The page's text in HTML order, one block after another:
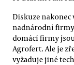
Diskuze
nadnárodní firmy
domácí firmy
Agrofert. Ale je
vyžaduje jiné